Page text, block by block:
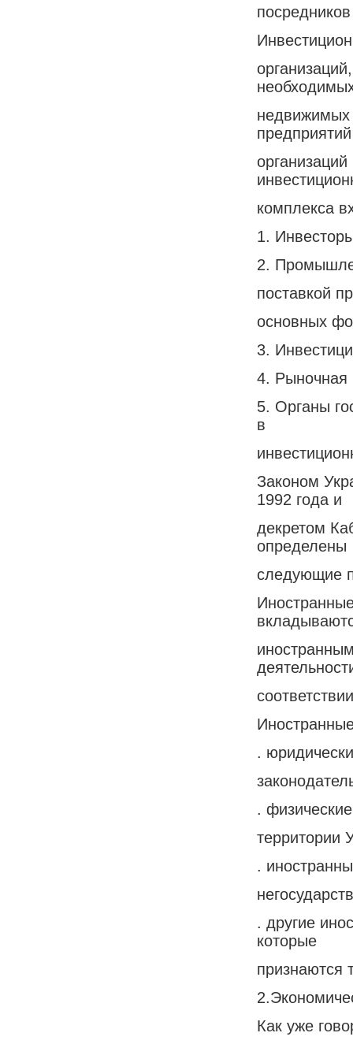
недвижимых
комплекса
1.
2.
поставкой
основных
3.
4. Рыночная
5. Органы
в
Законом
1992 года и
декретом
определены
следующие
.
.
территории
.
. другие
которые
признаются
Как уже